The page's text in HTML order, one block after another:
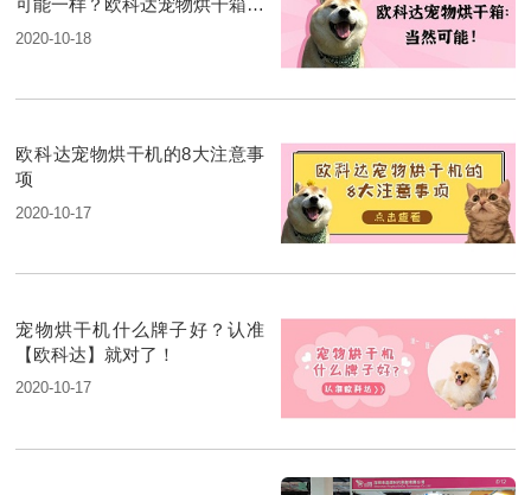
可能一样？欧科达宠物烘干箱：
当然可能
2020-10-18
欧科达宠物烘干机的8大注意事
项
2020-10-17
宠物烘干机什么牌子好？认准
【欧科达】就对了！
2020-10-17